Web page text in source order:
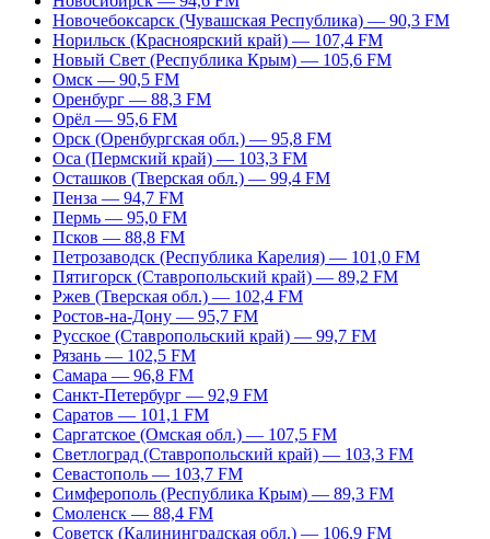
Новочебоксарск (Чувашская Республика) — 90,3 FM
Норильск (Красноярский край) — 107,4 FM
Новый Свет (Республика Крым) — 105,6 FM
Омск — 90,5 FM
Оренбург — 88,3 FM
Орёл — 95,6 FM
Орск (Оренбургская обл.) — 95,8 FM
Оса (Пермский край) — 103,3 FM
Осташков (Тверская обл.) — 99,4 FM
Пенза — 94,7 FM
Пермь — 95,0 FM
Псков — 88,8 FM
Петрозаводск (Республика Карелия) — 101,0 FM
Пятигорск (Ставропольский край) — 89,2 FM
Ржев (Тверская обл.) — 102,4 FM
Ростов-на-Дону — 95,7 FM
Русское (Ставропольский край) — 99,7 FM
Рязань — 102,5 FM
Самара — 96,8 FM
Санкт-Петербург — 92,9 FM
Саратов — 101,1 FM
Саргатское (Омская обл.) — 107,5 FM
Светлоград (Ставропольский край) — 103,3 FM
Севастополь — 103,7 FM
Симферополь (Республика Крым) — 89,3 FM
Смоленск — 88,4 FM
Советск (Калининградская обл.) — 106,9 FM